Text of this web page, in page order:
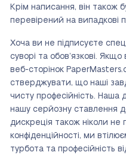
Крім написання, він також
перевірений на випадкові
Хоча ви не підписуєте
суворі та обов’язкові.
веб-сторінок
стверджувати, що наші
чисту професійність. Наша
нашу серйозну ставлення
дискреція також ніколи не
конфіденційності, ми
турбота та професійність